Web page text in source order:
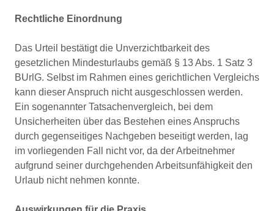
Rechtliche Einordnung
Das Urteil bestätigt die Unverzichtbarkeit des
gesetzlichen Mindesturlaubs gemäß § 13 Abs. 1 Satz 3
BUrlG. Selbst im Rahmen eines gerichtlichen Vergleichs
kann dieser Anspruch nicht ausgeschlossen werden.
Ein sogenannter Tatsachenvergleich, bei dem
Unsicherheiten über das Bestehen eines Anspruchs
durch gegenseitiges Nachgeben beseitigt werden, lag
im vorliegenden Fall nicht vor, da der Arbeitnehmer
aufgrund seiner durchgehenden Arbeitsunfähigkeit den
Urlaub nicht nehmen konnte.